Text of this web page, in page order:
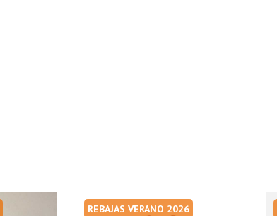
REBAJAS VERANO 2026